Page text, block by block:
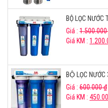
BỘ LỌC NƯỚC
Giá : 1.500.000
Giá KM :
BỘ LỌC NƯỚC
Giá : 600.000₫
Giá KM :